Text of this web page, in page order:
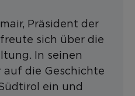
Präsident der
sich über die
In seinen
die Geschichte
ein und